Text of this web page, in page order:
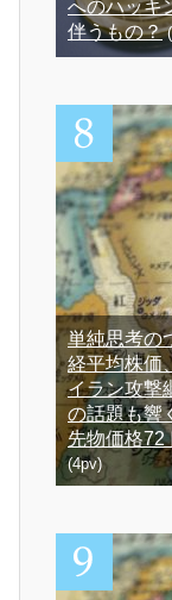
へのハッキ
伴うもの？
単純思考の
経平均株価
イラン攻撃
の話題も響
先物価格72
(4pv)